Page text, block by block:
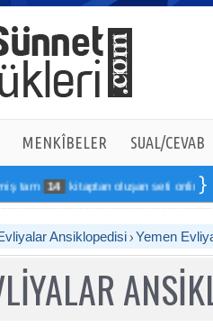
MENKÎBELER SUAL/CEVAB
14 kitaptan oluşan seti online
Ansiklopedisi Yemen